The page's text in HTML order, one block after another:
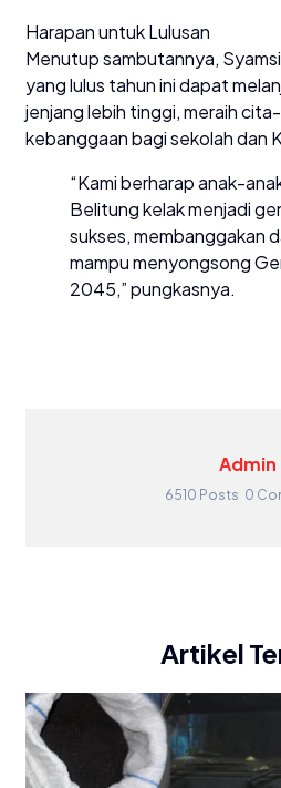
Harapan untuk Lulusan
Menutup sambutannya,
yang lulus tahun ini dapat
jenjang lebih tinggi, meraih
kebanggaan bagi sekolah dan
“Kami berharap anak-
Belitung kelak menjadi
sukses, membanggakan
mampu menyongsong
2045,” pungkasnya.
Admin
6510 Posts 0
Artikel